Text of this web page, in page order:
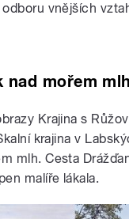
vnějších
nad mořem mlh
Krajina s
krajina v
mlh. Cesta
malíře lákala.